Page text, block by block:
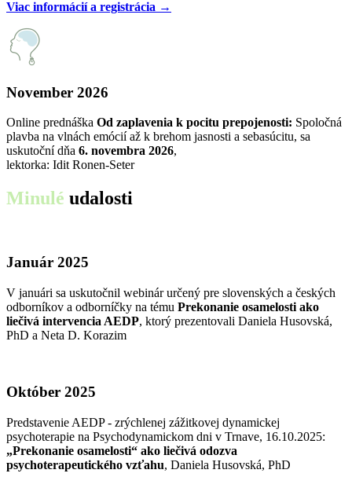
Viac informácií a registrácia →
November 2026
Online prednáška Od zaplavenia k pocitu prepojenosti: Spoločná
plavba na vlnách emócií až k brehom jasnosti a sebasúcitu, sa
uskutoční dňa 6. novembra 2026,
lektorka: Idit Ronen-Seter
Minulé udalosti
Január 2025
V januári sa uskutočnil webinár určený pre slovenských a českých
odborníkov a odborníčky na tému Prekonanie osamelosti ako
liečivá intervencia AEDP, ktorý prezentovali Daniela Husovská,
PhD a Neta D. Korazim
Október 2025
Predstavenie AEDP - zrýchlenej zážitkovej dynamickej
psychoterapie na Psychodynamickom dni v Trnave, 16.10.2025:
„Prekonanie osamelosti“ ako liečivá odozva
psychoterapeutického vzťahu, Daniela Husovská, PhD